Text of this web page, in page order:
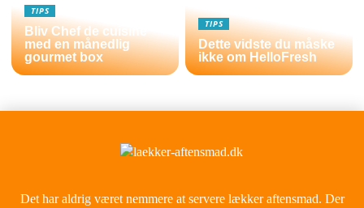
TIPS
Bliv Chef de cuisine
med en månedlig
gourmet box
TIPS
Dette vidste du måske
ikke om HelloFresh
Det har aldrig været nemmere at servere lækker aftensmad. Der